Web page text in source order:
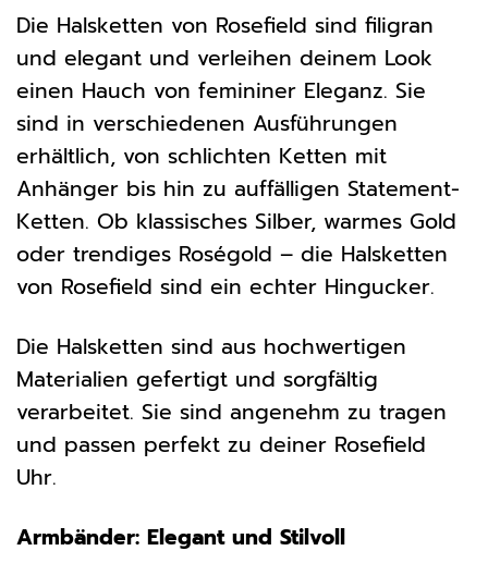
Die Halsketten von Rosefield sind filigran
und elegant und verleihen deinem Look
einen Hauch von femininer Eleganz. Sie
sind in verschiedenen Ausführungen
erhältlich, von schlichten Ketten mit
Anhänger bis hin zu auffälligen Statement-
Ketten. Ob klassisches Silber, warmes Gold
oder trendiges Roségold – die Halsketten
von Rosefield sind ein echter Hingucker.
Die Halsketten sind aus hochwertigen
Materialien gefertigt und sorgfältig
verarbeitet. Sie sind angenehm zu tragen
und passen perfekt zu deiner Rosefield
Uhr.
Armbänder: Elegant und Stilvoll